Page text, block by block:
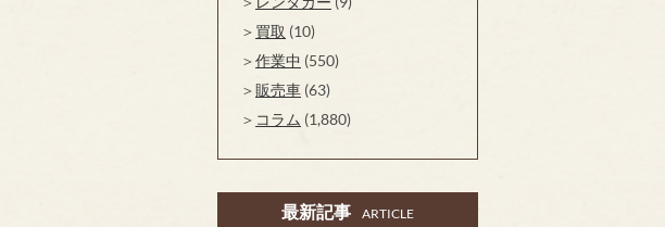
買取 (10)
作業中 (550)
販売車 (63)
コラム (1,880)
最新記事 ARTICLE